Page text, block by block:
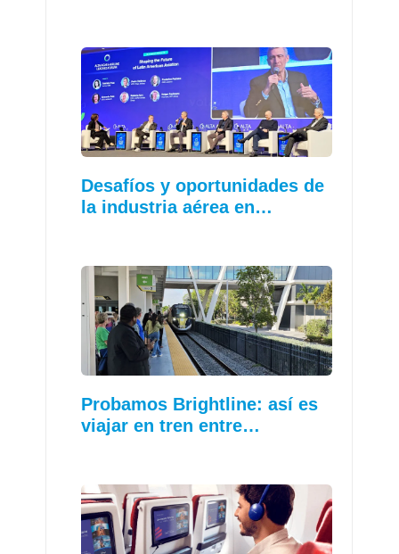
Desafíos y oportunidades de
la industria aérea en…
Probamos Brightline: así es
viajar en tren entre…